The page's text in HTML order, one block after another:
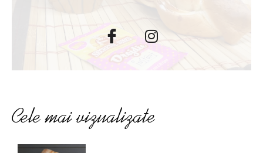
Cele mai vizualizate